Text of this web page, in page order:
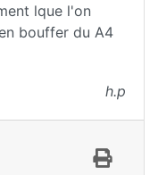
lque l'on
bouffer du A4
h.p